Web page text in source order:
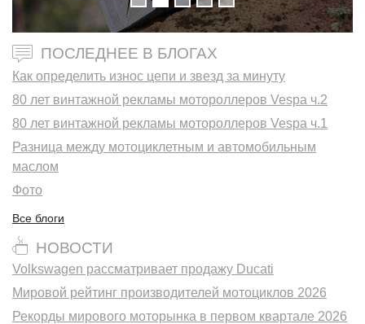
ПОСЛЕДНЕЕ В БЛОГАХ
Как определить износ цепи и звезд за минуту
80 лет винтажной рекламы мотороллеров Vespa ч.2
80 лет винтажной рекламы мотороллеров Vespa ч.1
Разница между мотоциклетным и автомобильным
маслом
Фото
Все блоги
НОВОСТИ
Volkswagen рассматривает продажу Ducati
Мировой рейтинг производителей мотоциклов 2026
Рекорды мирового моторынка в первом квартале 2026